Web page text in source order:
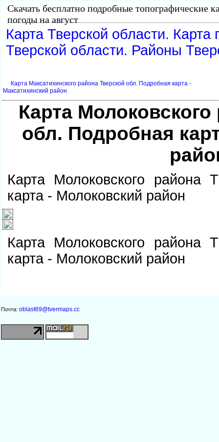
Скачать бесплатно подробные топографические
погоды на август
Карта Тверской области. Карта
Тверской области. Районы
Карта Максатихинского района Тверской обл. Подробная карта -
Максатихинский район
Карта
обл. Подробная
Карта Молоковского района
карта - Молоковский район
Карта Молоковского района
карта - Молоковский район
Почта: oblast69@tvermaps.cc